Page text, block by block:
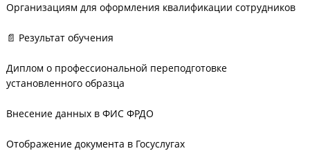
Организациям для оформления квалификации сотрудников
📄 Результат обучения
Диплом о профессиональной переподготовке
установленного образца
Внесение данных в ФИС ФРДО
Отображение документа в Госуслугах